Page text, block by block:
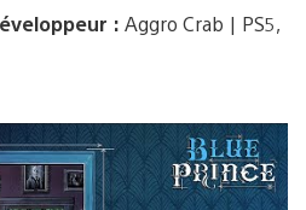
: Aggro Crab | PS5,